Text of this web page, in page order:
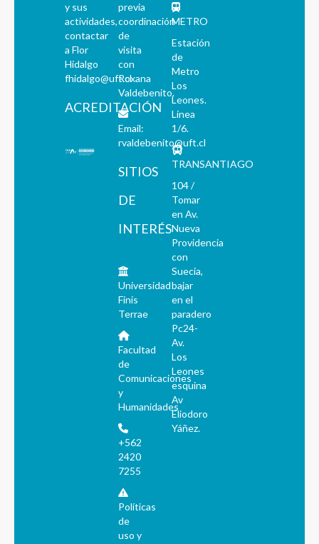
y sus
actividades,
contactar
a Flor
Hidalgo
fhidalgo@uft.cl
ACREDITACIÓN
previa
coordinación
de
visita
con
Roxana
Valdebenito.
Email:
rvaldebenito@uft.cl
SITIOS
DE
INTERÉS
Universidad
Finis
Terrae
Facultad
de
Comunicaciones
y
Humanidades
+562
2420
7255
Políticas
de
uso y
METRO
Estación
de
Metro
Los
Leones.
Línea
1/6.
TRANSANTIAGO
104 /
Tomar
en Av.
Nueva
Providencia
con
Suecia,
bajar
en el
paradero
Pc24-
Av.
Los
Leones
esquina
Av
Eliodoro
Yáñez.